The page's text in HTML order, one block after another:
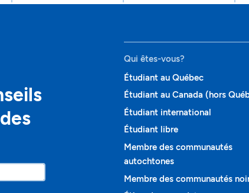
Qui êtes-vous?
Étudiant au Québec
Étudiant au Canada (hors
Étudiant international
Étudiant libre
Membre des communautés
autochtones
Membre des communautés